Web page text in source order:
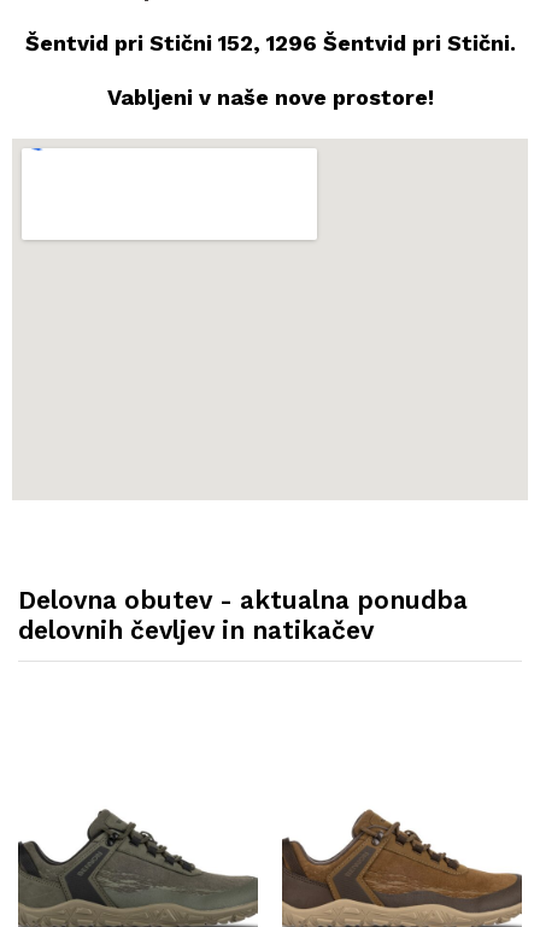
Šentvid pri Stični 152, 1296 Šentvid pri Stični.
Vabljeni v naše nove prostore!
Delovna obutev - aktualna ponudba
delovnih čevljev in natikačev